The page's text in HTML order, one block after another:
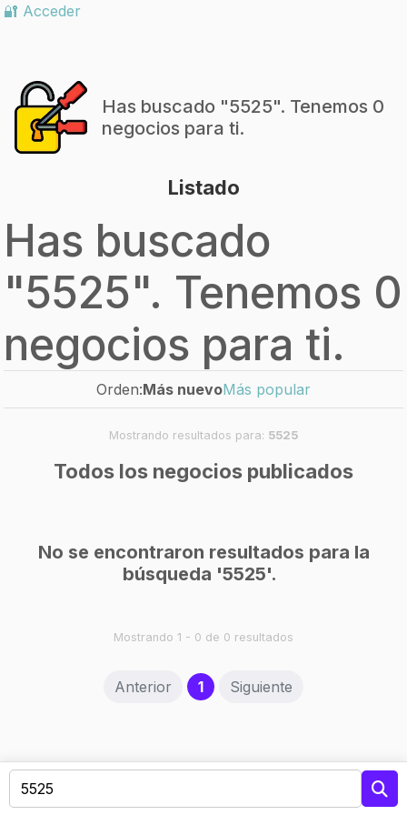
🔐 Acceder
Has buscado "5525". Tenemos 0
negocios para ti.
Listado
Has buscado
"5525". Tenemos 0
negocios para ti.
Orden:Más nuevoMás popular
Mostrando resultados para: 5525
Todos los negocios publicados
No se encontraron resultados para la
búsqueda '5525'.
Mostrando 1 - 0 de 0 resultados
Anterior 1(current)
Siguiente